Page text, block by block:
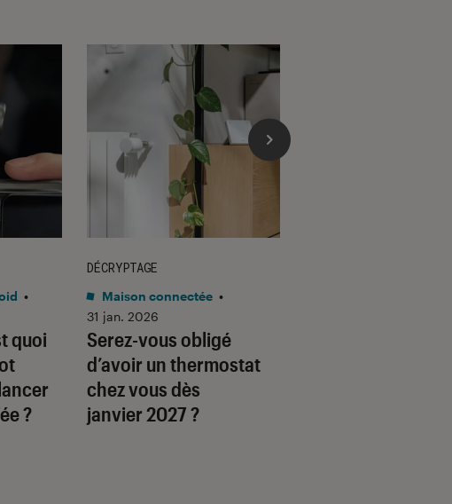
quoi
?
•
Serez-vous obligé
d’avoir un thermostat
chez vous dès
janvier 2027 ?
DÉCRYPTAGE
Maison connectée •
31 jan. 2026